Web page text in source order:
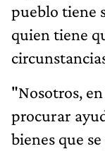
pueblo tiene
quien tiene
"Nosotros,
procurar
bienes que